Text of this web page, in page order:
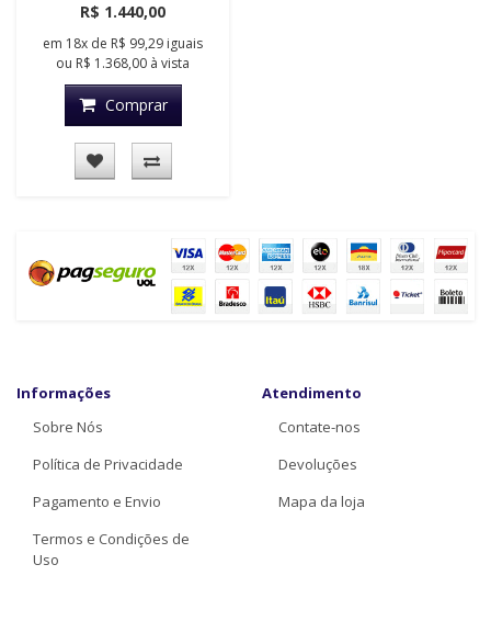
R$ 1.440,00
em 18x de R$ 99,29 iguais
ou R$ 1.368,00 à vista
Comprar
Informações
Sobre Nós
Política de Privacidade
Pagamento e Envio
Termos e Condições de
Uso
Atendimento
Contate-nos
Devoluções
Mapa da loja